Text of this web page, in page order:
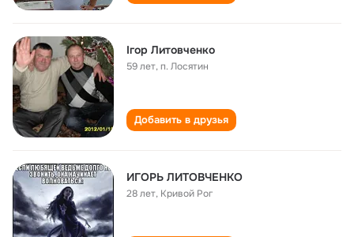
Ігор Литовченко
59 лет,п. Лосятин
Добавить в друзья
ИГОРЬ ЛИТОВЧЕНКО
28 лет, Кривой Рог